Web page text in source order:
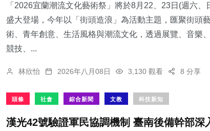
「2026宜蘭潮流文化藝術祭」將於8月22、23日(週六、
盛大登場，今年以「街頭造浪」為活動主題，匯聚街頭
術、青年創意、生活風格與潮流文化，透過展覽、音樂、
競技、...
林欣怡 2026年八月08日 3,130 觀看 8 分享
頭條 社會 綜合新聞 文教 科技新知
漢光42號驗證軍民協調機制 臺南後備幹部深
131+
旅遊
578+
宗教 科技